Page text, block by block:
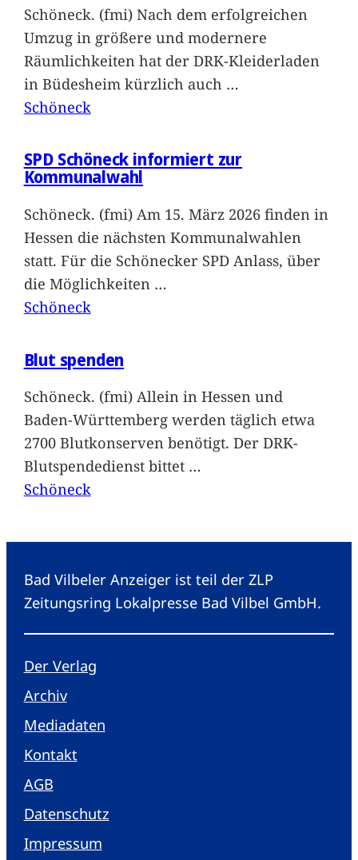
Schöneck. (fmi) Nach dem erfolgreichen
Umzug in größere und modernere
Räumlichkeiten hat der DRK-Kleiderladen
in Büdesheim kürzlich auch …
Schöneck
SPD Schöneck informiert zur
Kommunalwahl
Schöneck. (fmi) Am 15. März 2026 finden in
Hessen die nächsten Kommunalwahlen
statt. Für die Schönecker SPD Anlass, über
die Möglichkeiten …
Schöneck
Blut spenden
Schöneck. (fmi) Allein in Hessen und
Baden-Württemberg werden täglich etwa
2700 Blutkonserven benötigt. Der DRK-
Blutspendedienst bittet …
Schöneck
Bad Vilbeler Anzeiger ist teil der ZLP
Zeitungsring Lokalpresse Bad Vilbel GmbH.
Der Verlag
Archiv
Mediadaten
Kontakt
AGB
Datenschutz
Impressum